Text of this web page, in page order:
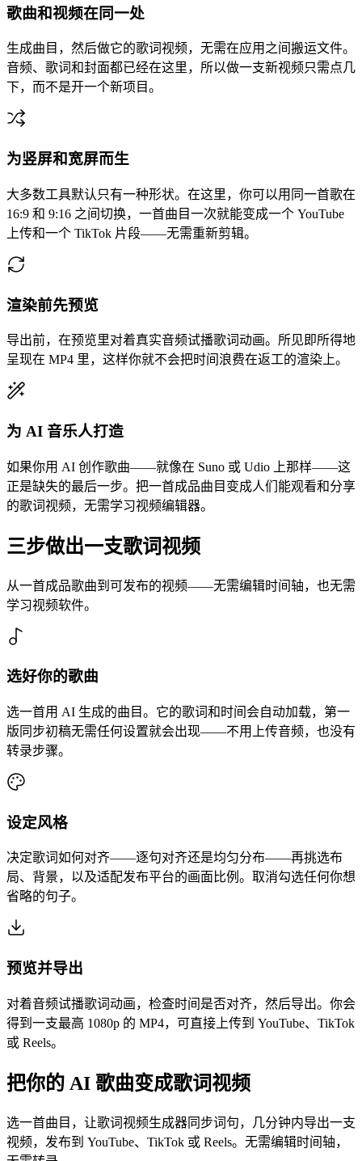
歌曲和视频在同一处
生成曲目，然后做它的歌词视频，无需在应用之间搬运文件。
音频、歌词和封面都已经在这里，所以做一支新视频只需点几
下，而不是开一个新项目。
为竖屏和宽屏而生
大多数工具默认只有一种形状。在这里，你可以用同一首歌在
16:9 和 9:16 之间切换，一首曲目一次就能变成一个 YouTube
上传和一个 TikTok 片段——无需重新剪辑。
渲染前先预览
导出前，在预览里对着真实音频试播歌词动画。所见即所得地
呈现在 MP4 里，这样你就不会把时间浪费在返工的渲染上。
为 AI 音乐人打造
如果你用 AI 创作歌曲——就像在 Suno 或 Udio 上那样——这
正是缺失的最后一步。把一首成品曲目变成人们能观看和分享
的歌词视频，无需学习视频编辑器。
三步做出一支歌词视频
从一首成品歌曲到可发布的视频——无需编辑时间轴，也无需
学习视频软件。
选好你的歌曲
选一首用 AI 生成的曲目。它的歌词和时间会自动加载，第一
版同步初稿无需任何设置就会出现——不用上传音频，也没有
转录步骤。
设定风格
决定歌词如何对齐——逐句对齐还是均匀分布——再挑选布
局、背景，以及适配发布平台的画面比例。取消勾选任何你想
省略的句子。
预览并导出
对着音频试播歌词动画，检查时间是否对齐，然后导出。你会
得到一支最高 1080p 的 MP4，可直接上传到 YouTube、TikTok
或 Reels。
把你的 AI 歌曲变成歌词视频
选一首曲目，让歌词视频生成器同步词句，几分钟内导出一支
视频，发布到 YouTube、TikTok 或 Reels。无需编辑时间轴，